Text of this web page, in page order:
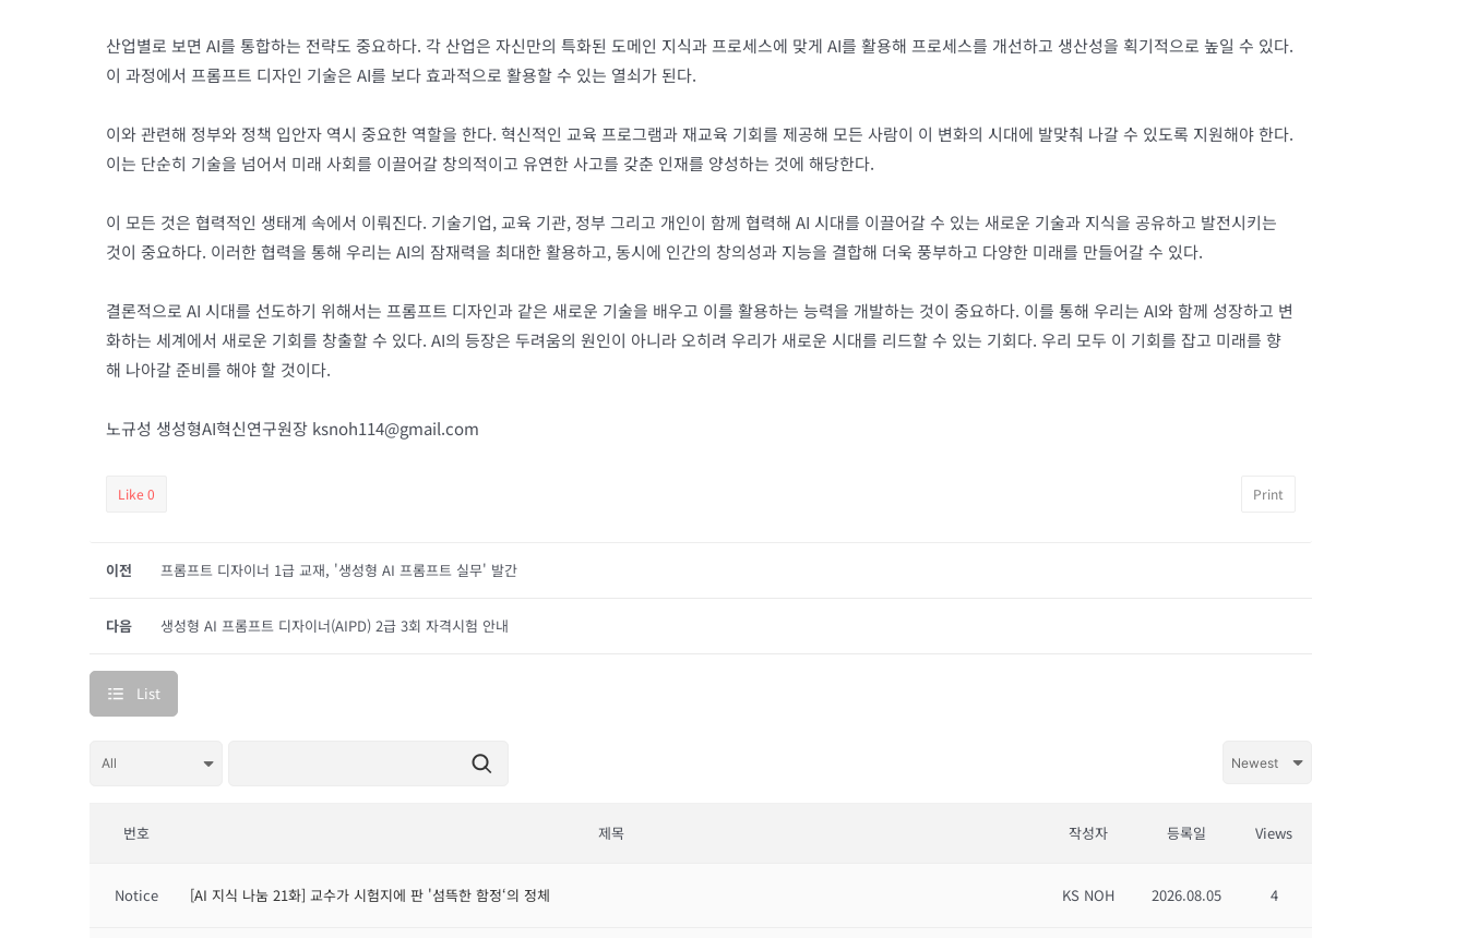
산업별로 보면 AI를 통합하는 전략도 중요하다. 각 산업은 자신만의 특화된 도메인 지식과 프로세스에 맞게 AI를 활용해 프로세스를 개선하고 생산성을 획기적으로 높일 수 있다.
이 과정에서 프롬프트 디자인 기술은 AI를 보다 효과적으로 활용할 수 있는 열쇠가 된다.
이와 관련해 정부와 정책 입안자 역시 중요한 역할을 한다. 혁신적인 교육 프로그램과 재교육 기회를 제공해 모든 사람이 이 변화의 시대에 발맞춰 나갈 수 있도록 지원해야 한다.
이는 단순히 기술을 넘어서 미래 사회를 이끌어갈 창의적이고 유연한 사고를 갖춘 인재를 양성하는 것에 해당한다.
이 모든 것은 협력적인 생태계 속에서 이뤄진다. 기술기업, 교육 기관, 정부 그리고 개인이 함께 협력해 AI 시대를 이끌어갈 수 있는 새로운 기술과 지식을 공유하고 발전시키는
것이 중요하다. 이러한 협력을 통해 우리는 AI의 잠재력을 최대한 활용하고, 동시에 인간의 창의성과 지능을 결합해 더욱 풍부하고 다양한 미래를 만들어갈 수 있다.
결론적으로 AI 시대를 선도하기 위해서는 프롬프트 디자인과 같은 새로운 기술을 배우고 이를 활용하는 능력을 개발하는 것이 중요하다. 이를 통해 우리는 AI와 함께 성장하고 변
화하는 세계에서 새로운 기회를 창출할 수 있다. AI의 등장은 두려움의 원인이 아니라 오히려 우리가 새로운 시대를 리드할 수 있는 기회다. 우리 모두 이 기회를 잡고 미래를 향
해 나아갈 준비를 해야 할 것이다.
노규성 생성형AI혁신연구원장 ksnoh114@gmail.com
Like 0 Print
이전 프롬프트 디자이너 1급 교재, '생성형 AI 프롬프트 실무' 발간
생성형 AI 프롬프트 디자이너(AIPD) 2급 3회 자격시험 안내
다음
List
번호 제목 작성자 등록일 Views
Notice [AI 지식 나눔 21화] 교수가 시험지에 판 '섬뜩한 함정‘의 정체 KS NOH 2026.08.05 4